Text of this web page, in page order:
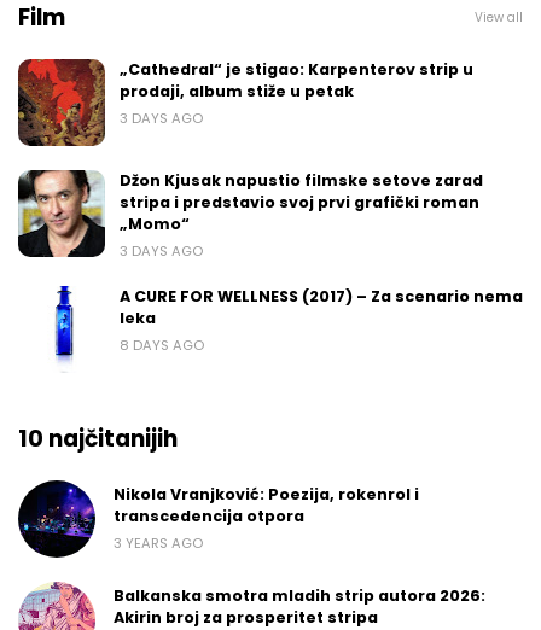
Film View all
„Cathedral“ je stigao: Karpenterov strip u
prodaji, album stiže u petak
3 DAYS AGO
Džon Kjusak napustio filmske setove zarad
stripa i predstavio svoj prvi grafički roman
„Momo“
3 DAYS AGO
A CURE FOR WELLNESS (2017) – Za scenario nema
leka
8 DAYS AGO
10 najčitanijih
Nikola Vranjković: Poezija, rokenrol i
transcedencija otpora
3 YEARS AGO
Balkanska smotra mladih strip autora 2026:
Akirin broj za prosperitet stripa